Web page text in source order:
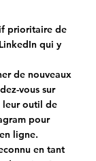
prioritaire de
qui y
de nouveaux
vous sur
leur outil de
pour
ligne.
en tant